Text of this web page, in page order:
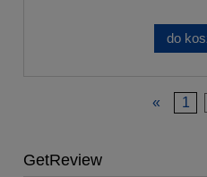
do
« 1
GetReview